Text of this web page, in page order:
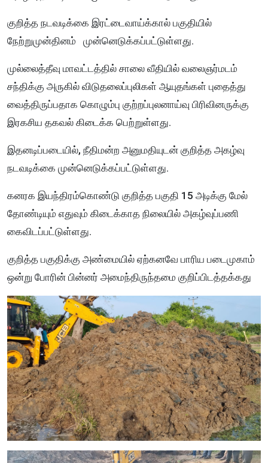
குறித்த நடவடிக்கை இரட்டைவாய்க்கால் பகுதியில்
நேற்றுமுன்தினம் முன்னெடுக்கப்பட்டுள்ளது.
முல்லைத்தீவு மாவட்டத்தில் சாலை வீதியில் வலைஞர்மடம்
சந்திக்கு அருகில் விடுதலைப்புலிகள் ஆயுதங்கள் புதைத்து
வைத்திருப்பதாக கொழும்பு குற்றப்புலனாய்வு பிரிவினருக்கு
இரகசிய தகவல் கிடைக்க பெற்றுள்ளது.
இதனடிப்படையில், நீதிமன்ற அனுமதியுடன் குறித்த அகழ்வு
நடவடிக்கை முன்னெடுக்கப்பட்டுள்ளது.
கனரக இயந்திரம்கொண்டு குறித்த பகுதி 15 அடிக்கு மேல்
தோண்டியும் எதுவும் கிடைக்காத நிலையில் அகழ்வுப்பணி
கைவிடப்பட்டுள்ளது.
குறித்த பகுதிக்கு அண்மையில் ஏற்கனவே பாரிய படைமுகாம்
ஒன்று போரின் பின்னர் அமைந்திருந்தமை குறிப்பிடத்தக்கது